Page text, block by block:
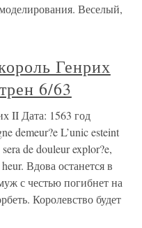
Веселый,
Генрих
6/63
II Дата: 1563 год
demeur?e L’unic esteint
de douleur explor?e,
Вдова останется в
с честью погибнет на
Королевство будет